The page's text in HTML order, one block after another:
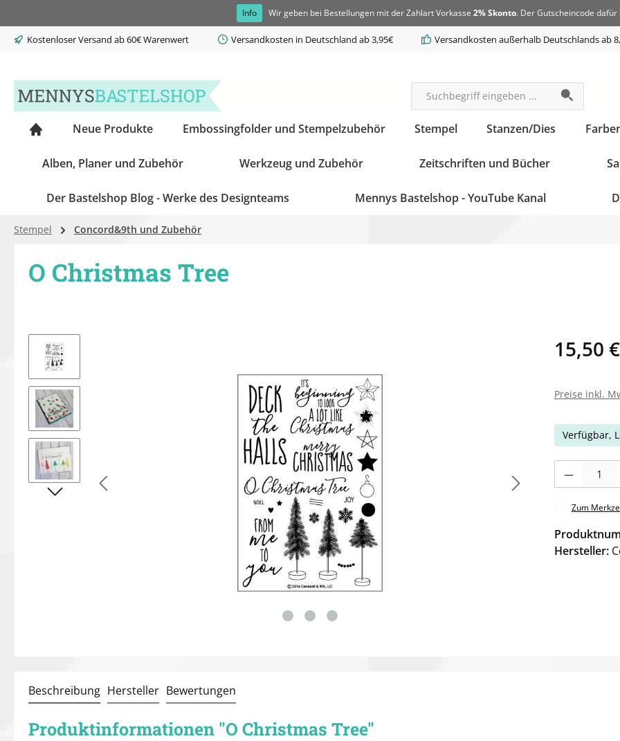
Info Wir geben bei Bestellungen mit der Zahlart Vorkasse 2% Skonto. Der Gutscheincode dafür
Kostenloser Versand ab 60€ Warenwert Versandkosten in Deutschland ab 3,95€ Versandkosten außerhalb Deutschlands ab
Neue Produkte Embossingfolder und Stempelzubehör Stempel Stanzen/Dies
Alben, Planer und Zubehör Werkzeug und Zubehör Zeitschriften und Bücher
Der Bastelshop Blog - Werke des Designteams Mennys Bastelshop - YouTube Kanal
Stempel Concord&9th und Zubehör
O Christmas Tree
Bildergalerie überspringen 15,50 €
Preise inkl.
Verfügbar,
Zum
Hersteller:
Beschreibung Hersteller Bewertungen
Produktinformationen "O Christmas Tree"